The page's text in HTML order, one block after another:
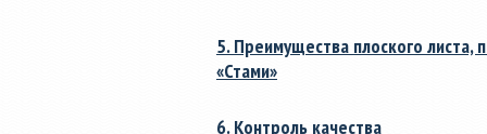
5. Преимущества плоского листа,
«Стами»
6. Контроль качества